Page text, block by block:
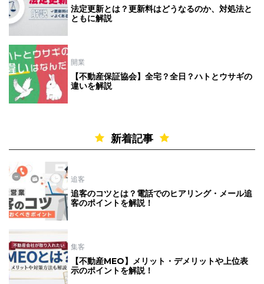
法定更新とは？更新料はどうなるのか、対処法と
ともに解説
開業
【不動産保証協会】全宅？全日？ハトとウサギの
違いを解説
新着記事
追客
追客のコツとは？電話でのヒアリング・メール追
客のポイントを解説！
集客
【不動産MEO】メリット・デメリットや上位表
示のポイントを解説！